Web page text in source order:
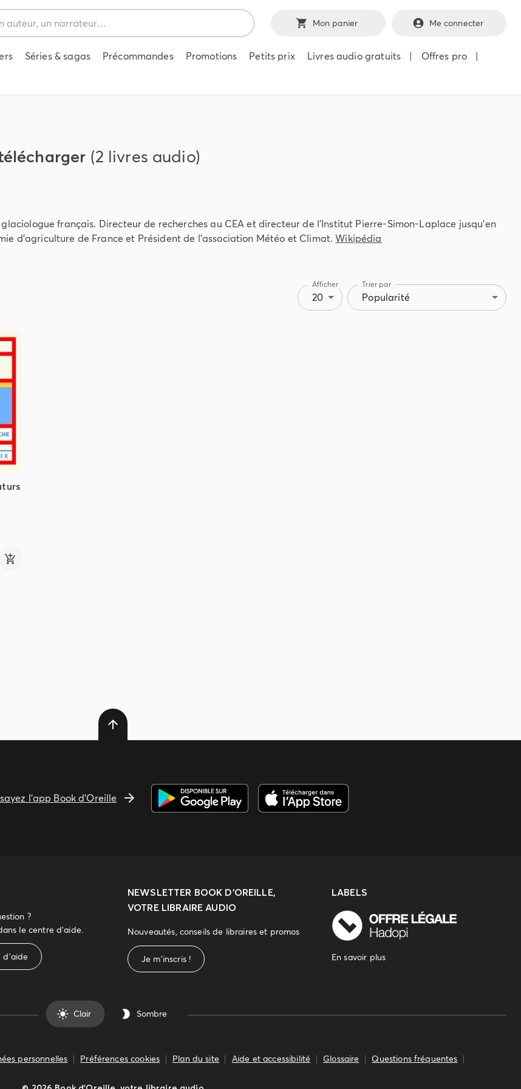
Mon panier Me connecter
Séries & sagas Précommandes Promotions Petits prix Livres audio gratuits | Offres pro
|
(2 livres audio)
français. Directeur de recherches au CEA et directeur de l'Institut Pierre-Simon-Laplace jusqu'en
d'agriculture de France et Président de l'association Météo et Climat.Wikipédia
Afficher
20
Trier par
Popularité
l'app Book d'Oreille
?
le centre d'aide.
d'aide
NEWSLETTER BOOK D’OREILLE,
VOTRE LIBRAIRE AUDIO
Nouveautés, conseils de libraires et promos
Je m'inscris !
LABELS
En savoir plus
Clair Sombre
personnelles Préférences cookies Plan du site Aide et accessibilité Glossaire Questions fréquentes